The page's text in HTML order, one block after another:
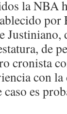
la NBA
Justiniano,
de
cronista
con
es